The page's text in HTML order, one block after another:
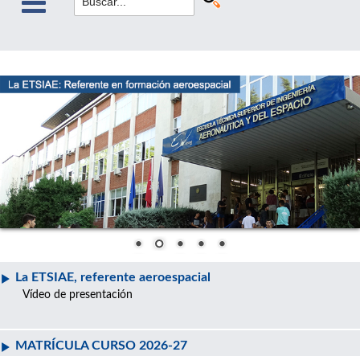
La ETSIAE, referente aeroespacial
Vídeo de presentación
MATRÍCULA CURSO 2026-27